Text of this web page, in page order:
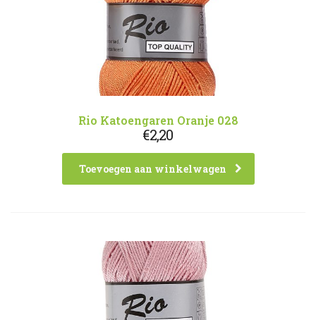
Rio Katoengaren Oranje 028
€2,20
Toevoegen aan winkelwagen